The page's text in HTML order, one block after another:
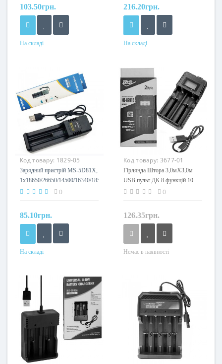
103.50грн.
На складі
216.20грн.
На складі
Код товару: 1829-05
Зарядний пристрій MS-5D81X,
1х18650/26650/14500/16340/18500,
4.2V
0
85.10грн.
На складі
Код товару: 3677-01
Гірлянда Штора 3,0мХ3,0м
USB пульт ДК 8 функцій 10
ліній 300LED (білий)
0
126.35грн.
Немає в наявності